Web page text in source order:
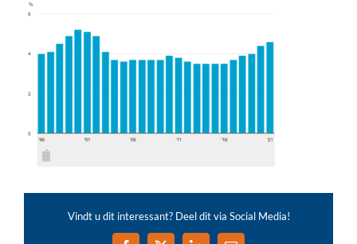
Vindt u dit interessant? Deel dit via Social Media!